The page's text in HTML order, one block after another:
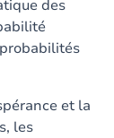
des
et la
les